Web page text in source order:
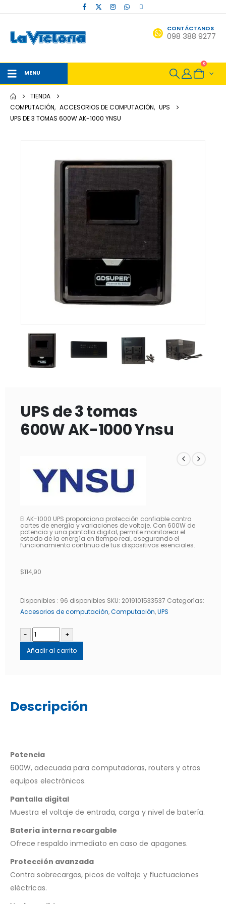
CONTÁCTANOS
098 388 9277
MENU
0
TIENDA
COMPUTACIÓN, ACCESORIOS DE COMPUTACIÓN, UPS
UPS DE 3 TOMAS 600W AK-1000 YNSU
UPS de 3 tomas
600W AK-1000 Ynsu
El AK-1000 UPS proporciona protección confiable contra
cortes de energía y variaciones de voltaje. Con 600W de
potencia y una pantalla digital, permite monitorear el
estado de la energía en tiempo real, asegurando el
funcionamiento continuo de tus dispositivos esenciales.
$114,90
Disponibles : 96 disponibles SKU: 2019101533537 Categorías:
Accesorios de computación,Computación,UPS
-
+
Añadir al carrito
Descripción
Potencia
600W, adecuada para computadoras, routers y otros
equipos electrónicos.
Pantalla digital
Muestra el voltaje de entrada, carga y nivel de batería.
Batería interna recargable
Ofrece respaldo inmediato en caso de apagones.
Protección avanzada
Contra sobrecargas, picos de voltaje y fluctuaciones
eléctricas.